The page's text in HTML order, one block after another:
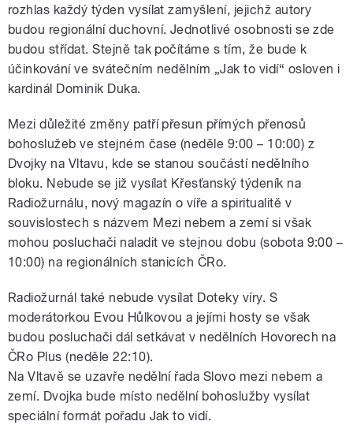
rozhlas každý týden vysílat zamyšlení, jejichž autory
budou regionální duchovní. Jednotlivé osobnosti se zde
budou střídat. Stejně tak počítáme s tím, že bude k
účinkování ve svátečním nedělním „Jak to vidí“ osloven i
kardinál Dominik Duka.
Mezi důležité změny patří přesun přímých přenosů
bohoslužeb ve stejném čase (neděle 9:00 – 10:00) z
Dvojky na Vltavu, kde se stanou součástí nedělního
bloku. Nebude se již vysílat Křesťanský týdeník na
Radiožurnálu, nový magazín o víře a spiritualitě v
souvislostech s názvem Mezi nebem a zemí si však
mohou posluchači naladit ve stejnou dobu (sobota 9:00 –
10:00) na regionálních stanicích ČRo.
Radiožurnál také nebude vysílat Doteky víry. S
moderátorkou Evou Hůlkovou a jejími hosty se však
budou posluchači dál setkávat v nedělních Hovorech na
ČRo Plus (neděle 22:10).
Na Vltavě se uzavře nedělní řada Slovo mezi nebem a
zemí. Dvojka bude místo nedělní bohoslužby vysílat
speciální formát pořadu Jak to vidí.